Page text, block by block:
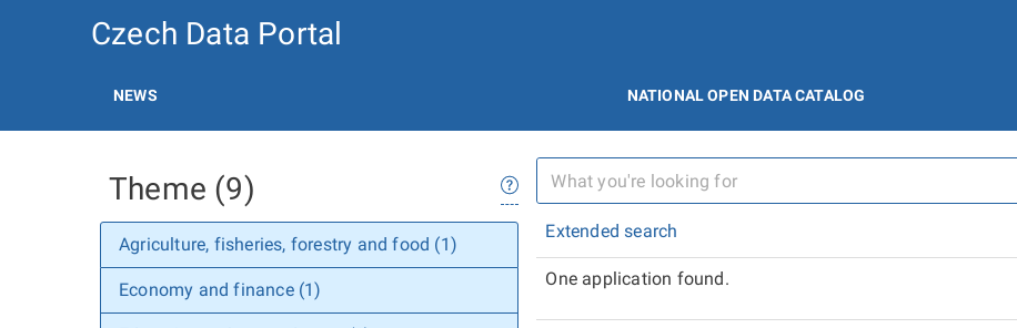
Czech Data Portal
NEWS NATIONAL OPEN DATA CATALOG
Theme (9)
Agriculture, fisheries, forestry and food (1)
Economy and finance (1)
Extended search
One application found.